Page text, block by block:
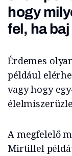
hogy
fel, ha
Érdemes
például
vagy hogy
A megfelelő
Mirtillel